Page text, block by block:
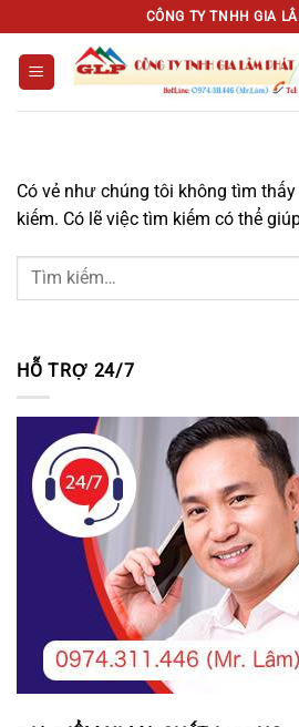
đến
dung
CÔNG TY TNHH GIA
Có vẻ như chúng tôi không tìm
kiếm. Có lẽ việc tìm kiếm có thể
HỖ TRỢ 24/7